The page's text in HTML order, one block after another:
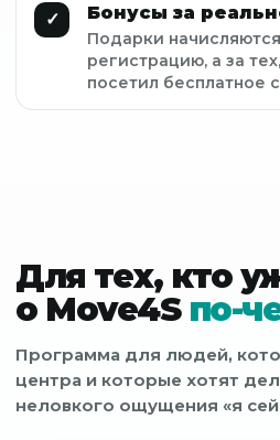
✓ Бонусы за
Подарки
регистрацию, а за
посетил бесплатное
Для тех, кто
о Move4S по-
Программа для людей,
центра и которые хотят
неловкого ощущения «я